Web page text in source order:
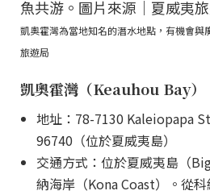
凱奧霍灣為當地知名的潛水地點，有機會與
旅遊局
凱奧霍灣（Keauhou Bay）
地址：78-7130 Kaleiopapa
96740（位於夏威夷島）
交通方式：位於夏威夷島（
納海岸（Kona Coast）。從科